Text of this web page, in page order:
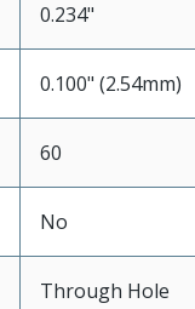
0.234"
0.100" (2.54mm)
60
No
Through Hole